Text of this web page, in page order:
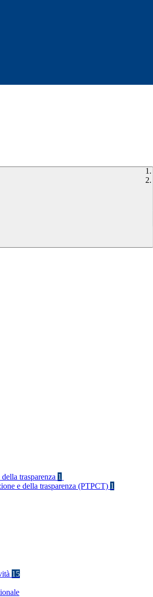
trasparenza 1
e della trasparenza (PTPCT) 1
15